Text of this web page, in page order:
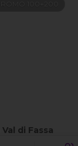
di Fassa